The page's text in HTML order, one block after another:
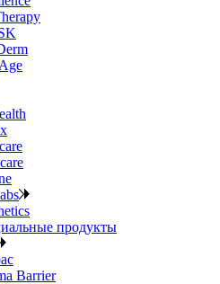
продукты
Barrier